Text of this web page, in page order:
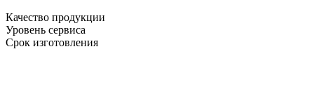
Качество продукции
Уровень сервиса
Срок изготовления